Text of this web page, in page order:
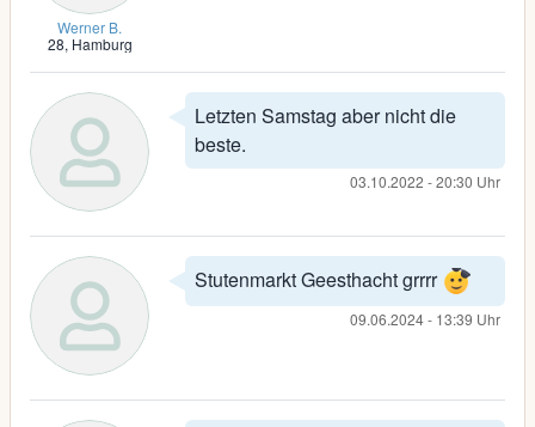
Werner B.
28, Hamburg
Letzten Samstag aber nicht die
beste.
03.10.2022 - 20:30 Uhr
Stutenmarkt Geesthacht grrrr
09.06.2024 - 13:39 Uhr